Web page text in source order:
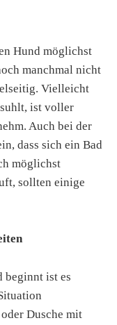
Hund möglichst
manchmal nicht
Vielleicht
ist voller
Auch bei der
dass sich ein Bad
möglichst
sollten einige
beginnt ist es
Dusche mit